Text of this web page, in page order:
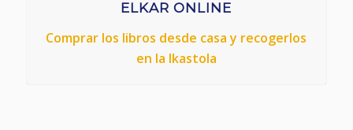
ELKAR ONLINE
Comprar los libros desde casa y recogerlos
en la Ikastola